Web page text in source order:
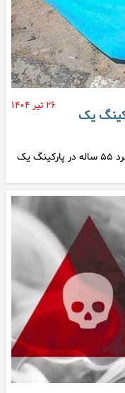
۲۶ تیر ۱۴۰۴
در پارکینگ یک
مسوول اورژانس ۱۱۵ بابلسر گفت: جسد یک مرد ۵۵ ساله در پارکینگ یک